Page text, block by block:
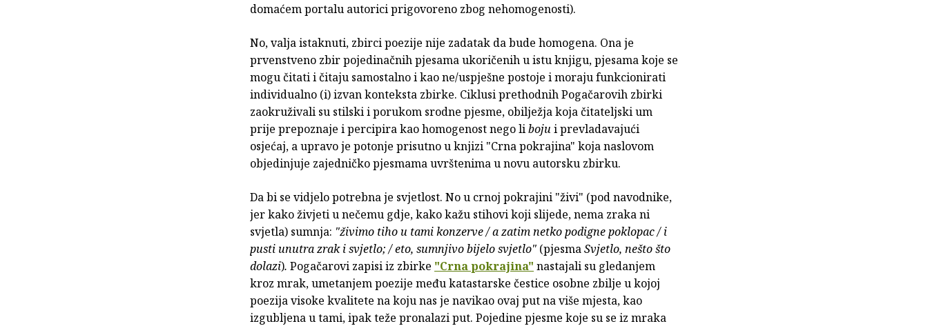
domaćem portalu autorici prigovoreno zbog nehomogenosti).
No, valja istaknuti, zbirci poezije nije zadatak da bude homogena. Ona je
prvenstveno zbir pojedinačnih pjesama ukoričenih u istu knjigu, pjesama koje se
mogu čitati i čitaju samostalno i kao ne/uspješne postoje i moraju funkcionirati
individualno (i) izvan konteksta zbirke. Ciklusi prethodnih Pogačarovih zbirki
zaokruživali su stilski i porukom srodne pjesme, obilježja koja čitateljski um
prije prepoznaje i percipira kao homogenost nego libojui prevladavajući
osjećaj, a upravo je potonje prisutno u knjizi "Crna pokrajina" koja naslovom
objedinjuje zajedničko pjesmama uvrštenima u novu autorsku zbirku.
Da bi se vidjelo potrebna je svjetlost. No u crnoj pokrajini "živi" (pod navodnike,
jer kako živjeti u nečemu gdje, kako kažu stihovi koji slijede, nema zraka ni
svjetla) sumnja: "živimo tiho u tami konzerve / a zatim netko podigne poklopac / i
pusti unutra zrak i svjetlo; / eto, sumnjivo bijelo svjetlo" (pjesmaSvjetlo, nešto što
dolazi). Pogačarovi zapisi iz zbirke "Crna pokrajina" nastajali su gledanjem
kroz mrak, umetanjem poezije među katastarske čestice osobne zbilje u kojoj
poezija visoke kvalitete na koju nas je navikao ovaj put na više mjesta, kao
izgubljena u tami, ipak teže pronalazi put. Pojedine pjesme koje su se iz mraka